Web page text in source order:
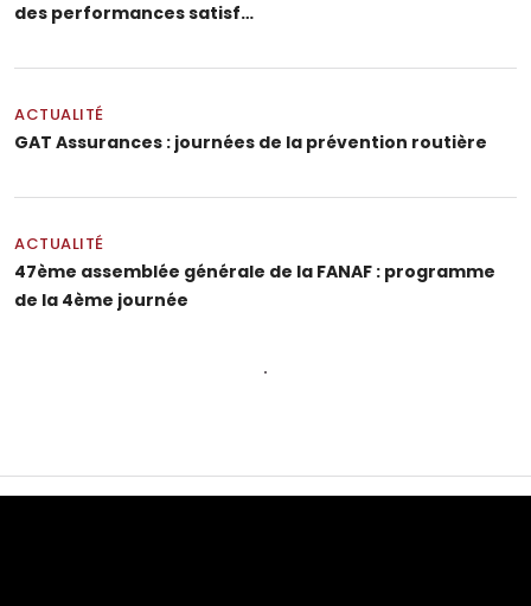
des performances satisf…
ACTUALITÉ
GAT Assurances : journées de la prévention routière
ACTUALITÉ
47ème assemblée générale de la FANAF : programme
de la 4ème journée